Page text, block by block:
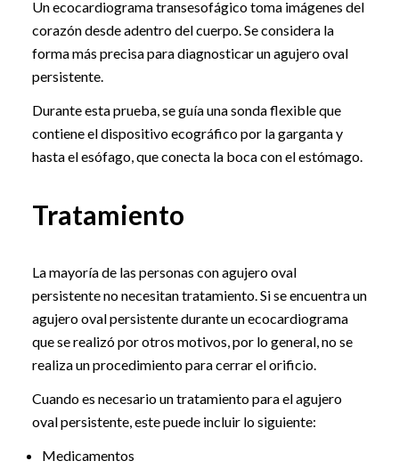
Un ecocardiograma transesofágico toma imágenes del
corazón desde adentro del cuerpo. Se considera la
forma más precisa para diagnosticar un agujero oval
persistente.
Durante esta prueba, se guía una sonda flexible que
contiene el dispositivo ecográfico por la garganta y
hasta el esófago, que conecta la boca con el estómago.
Tratamiento
La mayoría de las personas con agujero oval
persistente no necesitan tratamiento. Si se encuentra un
agujero oval persistente durante un ecocardiograma
que se realizó por otros motivos, por lo general, no se
realiza un procedimiento para cerrar el orificio.
Cuando es necesario un tratamiento para el agujero
oval persistente, este puede incluir lo siguiente:
Medicamentos